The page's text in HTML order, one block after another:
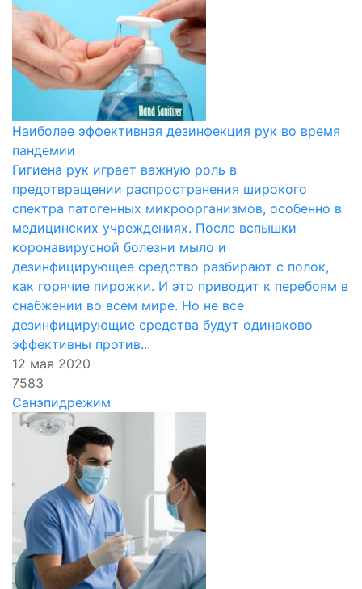
Наиболее эффективная дезинфекция рук во время
пандемии
Гигиена рук играет важную роль в
предотвращении распространения широкого
спектра патогенных микроорганизмов, особенно в
медицинских учреждениях. После вспышки
коронавирусной болезни мыло и
дезинфицирующее средство разбирают с полок,
как горячие пирожки. И это приводит к перебоям в
снабжении во всем мире. Но не все
дезинфицирующие средства будут одинаково
эффективны против...
12 мая 2020
7583
Санэпидрежим